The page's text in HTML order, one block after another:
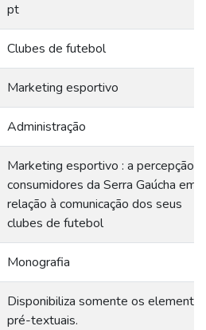
pt
Clubes de futebol
Marketing esportivo
Administração
Marketing esportivo : a percepção
consumidores da Serra Gaúcha em
relação à comunicação dos seus
clubes de futebol
Monografia
Disponibiliza somente os
pré-textuais.